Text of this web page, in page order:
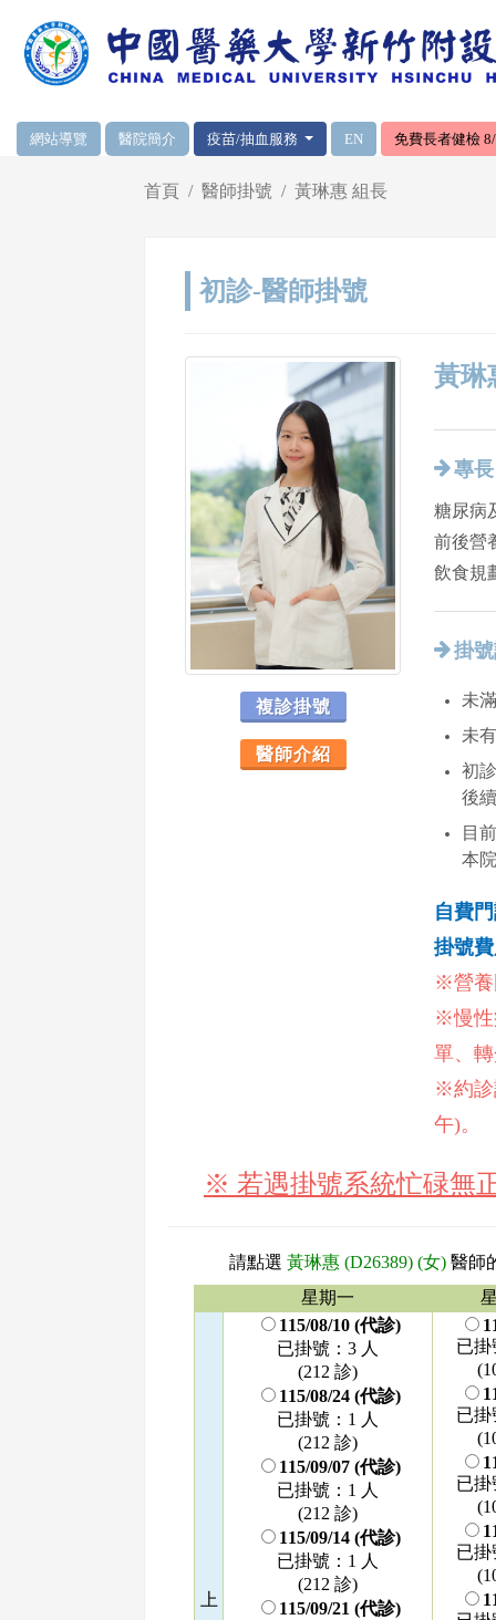
網頁頂端重要消息及連結
網站導覽 醫院簡介 疫苗/抽血服務 EN 免費長者健檢
首頁 醫師掛號 黃琳惠 組長
初診-醫師掛號
複診掛號
醫師介紹
黃琳
專長
糖尿病
前後營
飲食規
掛
未
未
初
後
目
本
自費
掛號
※營養
※慢性
單、
※約診
午)。
※ 若遇掛號系統忙碌無
請點選 黃琳惠 (D26389) (女) 醫師